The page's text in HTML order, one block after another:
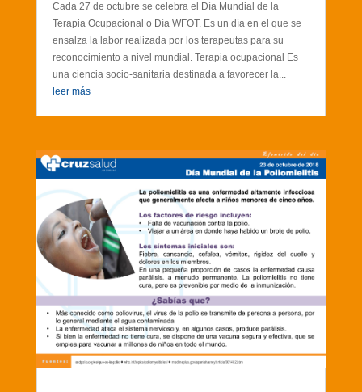
Cada 27 de octubre se celebra el Día Mundial de la
Terapia Ocupacional o Día WFOT. Es un día en el que se
ensalza la labor realizada por los terapeutas para su
reconocimiento a nivel mundial. Terapia ocupacional Es
una ciencia socio-sanitaria destinada a favorecer la...
leer más